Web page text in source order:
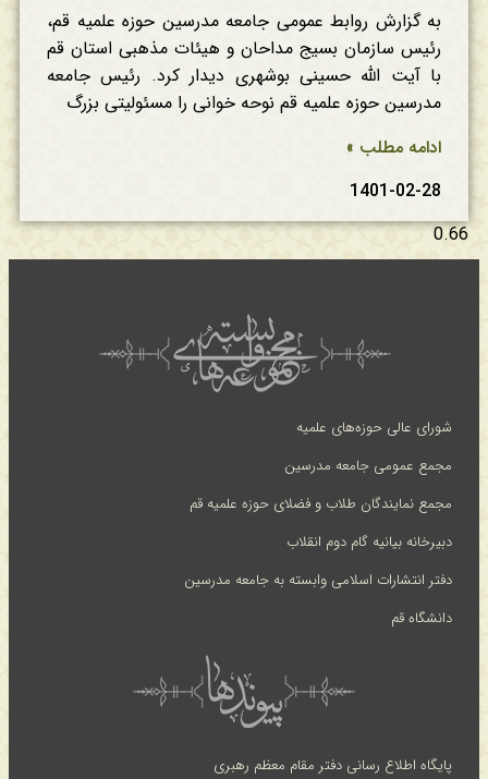
به گزارش روابط عمومی جامعه مدرسین حوزه علمیه قم،
رئیس سازمان بسیج مداحان و هیئات مذهبی استان قم
با آیت الله حسینی بوشهری دیدار کرد. رئیس جامعه
مدرسین حوزه علمیه قم نوحه خوانی را مسئولیتی بزرگ
ادامه مطلب »
1401-02-28
شورای عالی حوزه‌های علمیه
مجمع عمومی جامعه مدرسین
مجمع نمایندگان طلاب و فضلای حوزه علمیه قم
دبیرخانه بیانیه گام دوم انقلاب
دفتر انتشارات اسلامی وابسته به جامعه مدرسین
دانشگاه قم
پایگاه اطلاع رسانی دفتر مقام معظم رهبری